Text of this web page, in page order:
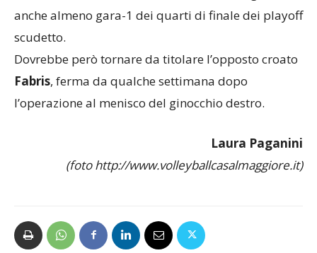
anche almeno gara-1 dei quarti di finale dei playoff
scudetto.
Dovrebbe però tornare da titolare l’opposto croato
Fabris, ferma da qualche settimana dopo
l’operazione al menisco del ginocchio destro.
Laura Paganini
(foto http://www.volleyballcasalmaggiore.it)